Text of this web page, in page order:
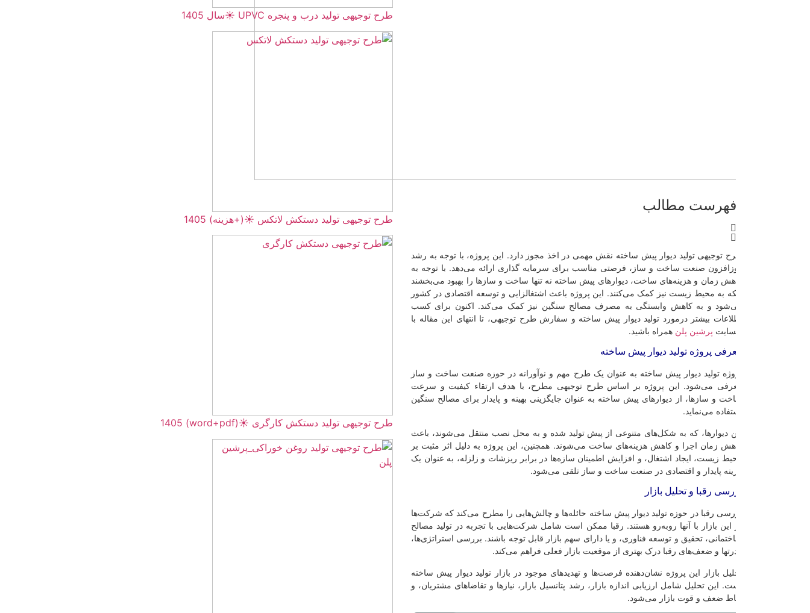
فهرست مطالب
توجیهی تولید دیوار پیش ساخته نقش مهمی در اخذ مجوز دارد. این پروژه، با توجه به رشد
صنعت ساخت و ساز، فرصتی مناسب برای سرمایه گذاری ارائه می‌دهد. با توجه به
زمان و هزینه‌های ساخت، دیوارهای پیش ساخته نه تنها ساخت و سازها را بهبود می‌بخشند
به محیط زیست نیز کمک می‌کنند. این پروژه باعث اشتغالزایی و توسعه اقتصادی در کشور
و به کاهش وابستگی به مصرف مصالح سنگین نیز کمک می‌کند. اکنون برای کسب
بیشتر درمورد تولید دیوار پیش ساخته و سفارش طرح توجیهی، تا انتهای این مقاله با
همراه باشید.
پروژه تولید دیوار پیش ساخته
تولید دیوار پیش ساخته به عنوان یک طرح مهم و نوآورانه در حوزه صنعت ساخت و ساز
می‌شود. این پروژه بر اساس طرح توجیهی مطرح، با هدف ارتقاء کیفیت و سرعت
و سازها، از دیوارهای پیش ساخته به عنوان جایگزینی بهینه و پایدار برای مصالح سنگین
دیوارها، که به شکل‌های متنوعی از پیش تولید شده و به محل نصب منتقل می‌شوند، باعث
زمان اجرا و کاهش هزینه‌های ساخت می‌شوند. همچنین، این پروژه به دلیل اثر مثبت بر
زیست، ایجاد اشتغال، و افزایش اطمینان سازه‌ها در برابر ریزشات و زلزله، به عنوان یک
پایدار و اقتصادی در صنعت ساخت و ساز تلقی می‌شود.
رقبا و تحلیل بازار
رقبا در حوزه تولید دیوار پیش ساخته حائله‌ها و چالش‌هایی را مطرح می‌کند که شرکت‌ها
این بازار با آنها روبه‌رو هستند. رقبا ممکن است شامل شرکت‌هایی با تجربه در تولید مصالح
تحقیق و توسعه فناوری، و یا دارای سهم بازار قابل توجه باشند. بررسی استراتژی‌ها،
و ضعف‌های رقبا درک بهتری از موقعیت بازار فعلی فراهم می‌کند.
بازار این پروژه نشان‌دهنده فرصت‌ها و تهدیدهای موجود در بازار تولید دیوار پیش ساخته
این تحلیل شامل ارزیابی اندازه بازار، رشد پتانسیل بازار، نیازها و تقاضاهای مشتریان، و
ضعف و قوت بازار می‌شود.
طرح توجیهی تولید درب و پنجره UPVC ☀️سال 1405
طرح توجیهی تولید دستکش لاتکس ☀️(+هزینه) 1405
طرح توجیهی تولید دستکش کارگری ☀️(word+pdf) 1405